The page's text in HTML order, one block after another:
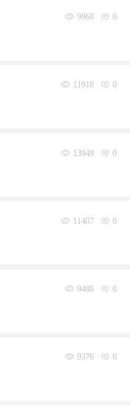
9968 0
11918 0
13949 0
11407 0
9488 0
9376 0